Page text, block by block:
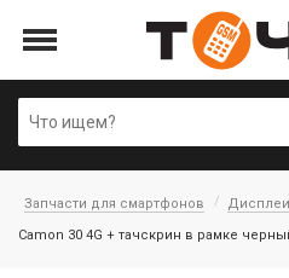
Запчасти для смартфонов Дисплеи
Camon 30 4G + тачскрин в рамке